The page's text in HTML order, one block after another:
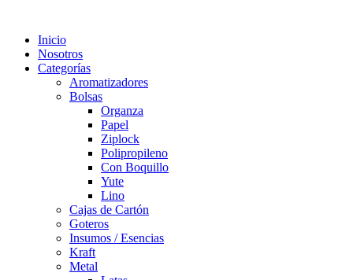
Inicio
Nosotros
Categorías
Aromatizadores
Bolsas
Organza
Papel
Ziplock
Polipropileno
Con Boquillo
Yute
Lino
Cajas de Cartón
Goteros
Insumos / Esencias
Kraft
Metal